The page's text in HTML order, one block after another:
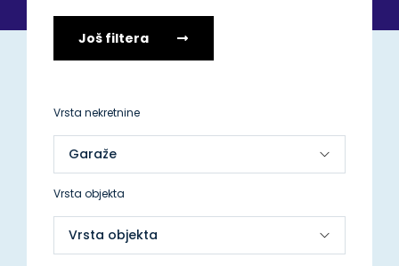
Još filtera
Vrsta nekretnine
Vrsta objekta